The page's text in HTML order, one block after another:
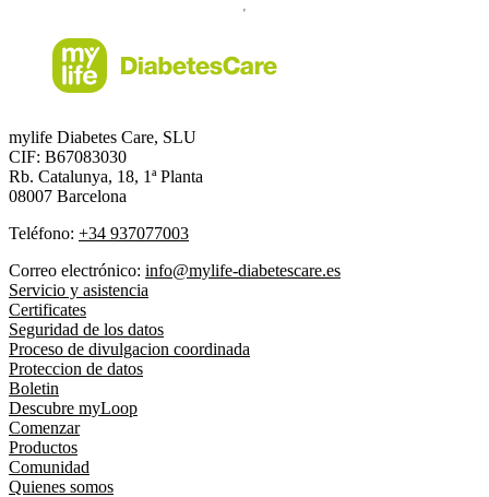
mylife Diabetes Care, SLU
CIF: B67083030
Rb. Catalunya, 18, 1ª Planta
08007 Barcelona
Teléfono: +34 937077003
Correo electrónico: info@mylife-diabetescare.es
Servicio y asistencia
Certificates
Seguridad de los datos
Proceso de divulgacion coordinada
Proteccion de datos
Boletin
Descubre myLoop
Comenzar
Productos
Comunidad
Quienes somos